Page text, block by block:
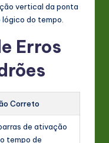
vertical da ponta
do tempo.
Erros
Correto
de ativação
tempo de